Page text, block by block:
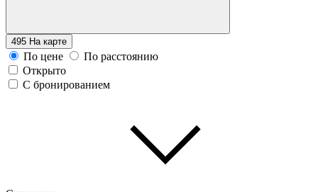
495 На карте
По цене
По расстоянию
Открыто
С бронированием